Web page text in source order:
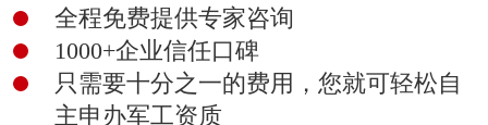
全程免费提供专家咨询
1000+企业信任口碑
只需要十分之一的费用，您就可轻松自
主申办军工资质